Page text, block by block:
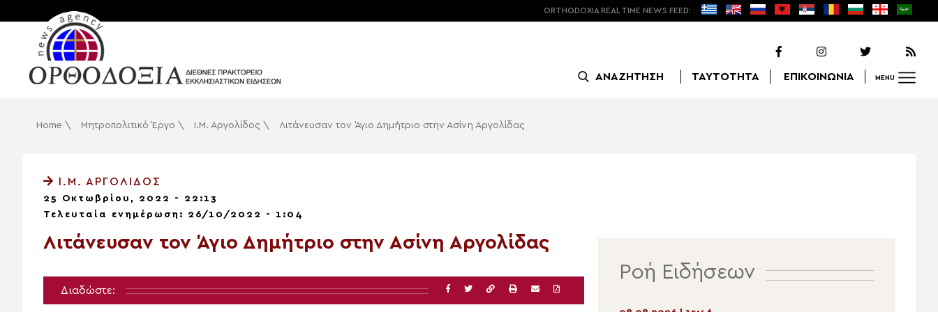
ORTHODOXIA REAL TIME NEWS FEED:
ΑΝΑΖΗΤΗΣΗ ΤΑΥΤΟΤΗΤΑ ΕΠΙΚΟΙΝΩΝΙΑ MENU
Home \ Μητροπολιτικό Έργο \ Ι.Μ. Αργολίδος \ Λιτάνευσαν τον Άγιο Δημήτριο στην Ασίνη Αργολίδας
Ι.Μ. ΑΡΓΟΛΊΔΟΣ
25 Οκτωβρίου, 2022 - 22:13
Τελευταία ενημέρωση: 26/10/2022 - 1:04
Λιτάνευσαν τον Άγιο Δημήτριο στην Ασίνη Αργολίδας
Διαδώστε:
Ροή Ειδήσεων